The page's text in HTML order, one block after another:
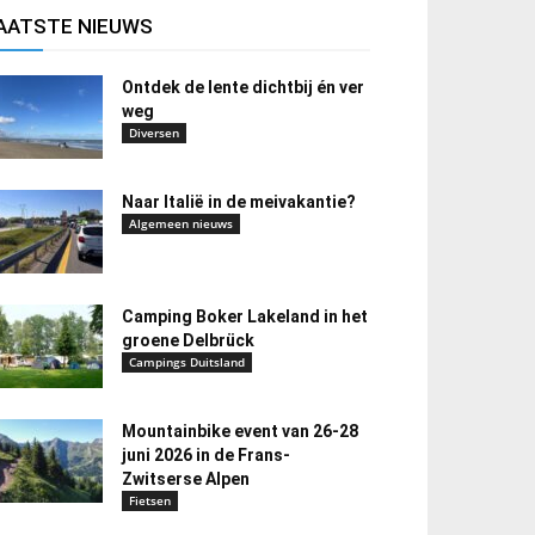
NIEUWS
Ontdek de lente dichtbij én ver
weg
Diversen
Naar Italië in de meivakantie?
Algemeen nieuws
Camping Boker Lakeland in het
groene Delbrück
Campings Duitsland
Mountainbike event van 26-28
juni 2026 in de Frans-
Zwitserse Alpen
Fietsen